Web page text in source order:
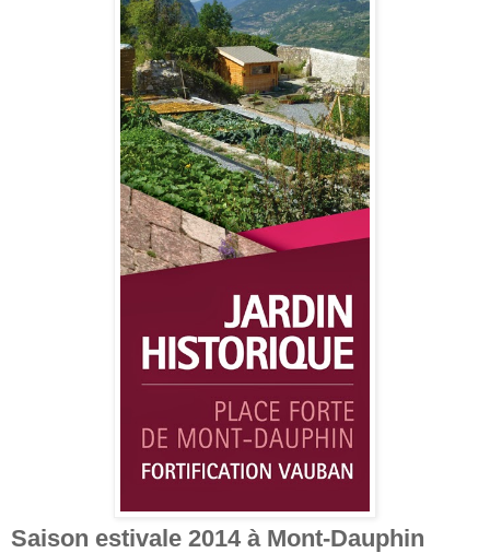
Saison estivale 2014 à Mont-Dauphin